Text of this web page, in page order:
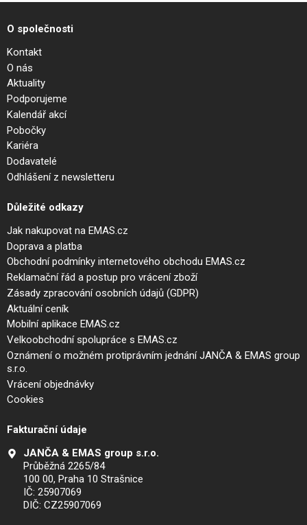
O společnosti
Kontakt
O nás
Aktuality
Podporujeme
Kalendář akcí
Pobočky
Kariéra
Dodavatelé
Odhlášení z newsletteru
Důležité odkazy
Jak nakupovat na EMAS.cz
Doprava a platba
Obchodní podmínky internetového obchodu EMAS.cz
Reklamační řád a postup pro vrácení zboží
Zásady zpracování osobních údajů (GDPR)
Aktuální ceník
Mobilní aplikace EMAS.cz
Velkoobchodní spolupráce s EMAS.cz
Oznámení o možném protiprávním jednání JANČA & EMAS group
s.r.o.
Vrácení objednávky
Cookies
Fakturační údaje
JANČA & EMAS group s.r.o.
Průběžná 2265/84
100 00, Praha 10 Strašnice
IČ: 25907069
DIČ: CZ25907069